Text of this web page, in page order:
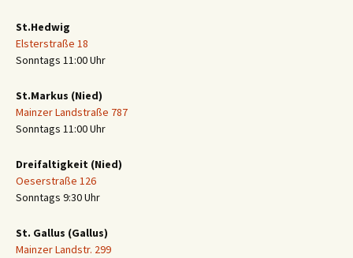
St.Hedwig
Elsterstraße 18
Sonntags 11:00 Uhr
St.Markus (Nied)
Mainzer Landstraße 787
Sonntags 11:00 Uhr
Dreifaltigkeit (Nied)
Oeserstraße 126
Sonntags 9:30 Uhr
St. Gallus (Gallus)
Mainzer Landstr. 299